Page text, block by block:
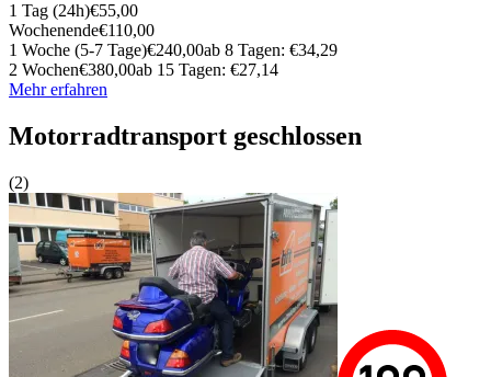
1 Tag (24h)€55,00
Wochenende€110,00
1 Woche (5-7 Tage)€240,00ab 8 Tagen: €34,29
2 Wochen€380,00ab 15 Tagen: €27,14
Mehr erfahren
Motorrad­transport geschlossen
(2)